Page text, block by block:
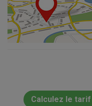
Calculez le